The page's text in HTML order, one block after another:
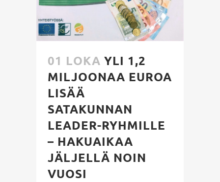
01 LOKA YLI 1,2
MILJOONAA EUROA
LISÄÄ
SATAKUNNAN
LEADER-RYHMILLE
– HAKUAIKAA
JÄLJELLÄ NOIN
VUOSI